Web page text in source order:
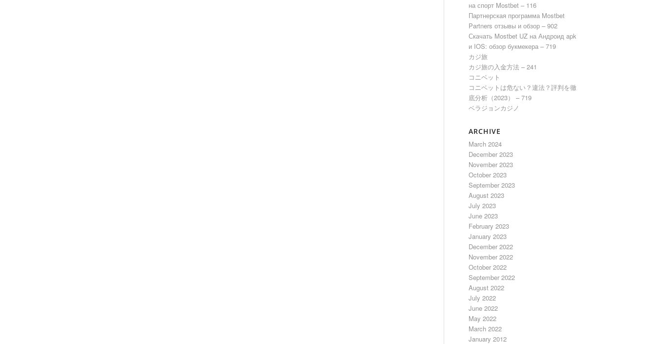
на спорт Mostbet – 116
Партнерская программа Mostbet
Partners отзывы и обзор – 902
Скачать Mostbet UZ на Андроид apk
и IOS: обзор букмекера – 719
カジ旅
カジ旅の入金方法 – 241
コニベット
コニベットは危ない？違法？評判を徹
底分析（2023） – 719
ベラジョンカジノ
ARCHIVE
March 2024
December 2023
November 2023
October 2023
September 2023
August 2023
July 2023
June 2023
February 2023
January 2023
December 2022
November 2022
October 2022
September 2022
August 2022
July 2022
June 2022
May 2022
March 2022
January 2012